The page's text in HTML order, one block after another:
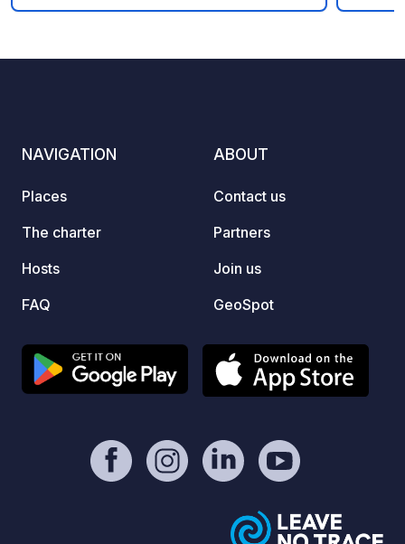
waste
NAVIGATION
Places
The charter
Hosts
FAQ
ABOUT
Contact us
Partners
Join us
GeoSpot